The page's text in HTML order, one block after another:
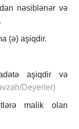
nəsiblənər və
(ə) aşiqdir.
aşiqdir və
Deyerler)
malik olan